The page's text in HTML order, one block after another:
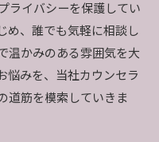
ライバシーを保護してい
め、誰でも気軽に相談し
温かみのある雰囲気を大
悩みを、当社カウンセラ
道筋を模索していきま